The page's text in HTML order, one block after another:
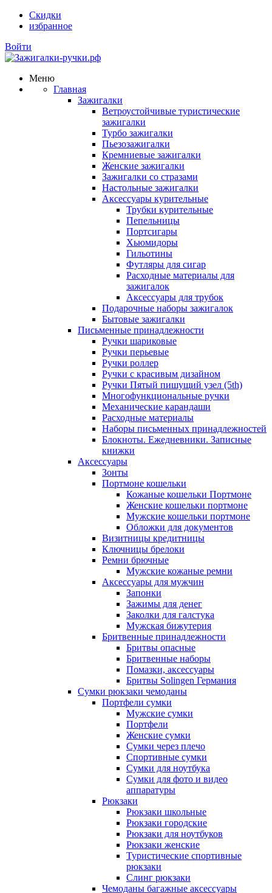
Скидки
избранное
Войти
Меню
Главная
Зажигалки
Ветроустойчивые туристические
зажигалки
Турбо зажигалки
Пьезозажигалки
Кремниевые зажигалки
Женские зажигалки
Зажигалки со стразами
Настольные зажигалки
Аксессуары курительные
Трубки курительные
Пепельницы
Портсигары
Хьюмидоры
Гильотины
Футляры для сигар
Расходные материалы для
зажигалок
Аксессуары для трубок
Подарочные наборы зажигалок
Бытовые зажигалки
Письменные принадлежности
Ручки шариковые
Ручки перьевые
Ручки роллер
Ручки с красивым дизайном
Ручки Пятый пишущий узел (5th)
Многофункциональные ручки
Механические карандаши
Расходные материалы
Наборы письменных принадлежностей
Блокноты. Ежедневники. Записные
книжки
Аксессуары
Зонты
Портмоне кошельки
Кожаные кошельки Портмоне
Женские кошельки портмоне
Мужские кошельки портмоне
Обложки для документов
Визитницы кредитницы
Ключницы брелоки
Ремни брючные
Мужские кожаные ремни
Аксессуары для мужчин
Запонки
Зажимы для денег
Заколки для галстука
Мужская бижутерия
Бритвенные принадлежности
Бритвы опасные
Бритвенные наборы
Помазки, аксессуары
Бритвы Solingen Германия
Сумки рюкзаки чемоданы
Портфели сумки
Мужские сумки
Портфели
Женские сумки
Сумки через плечо
Спортивные сумки
Сумки для ноутбука
Сумки для фото и видео
аппаратуры
Рюкзаки
Рюкзаки школьные
Рюкзаки городские
Рюкзаки для ноутбуков
Рюкзаки женские
Туристические спортивные
рюкзаки
Слинг рюкзаки
Чемоданы багажные аксессуары